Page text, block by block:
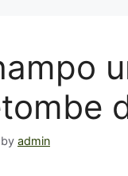
by admin